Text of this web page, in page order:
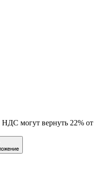
могут вернуть 22% от